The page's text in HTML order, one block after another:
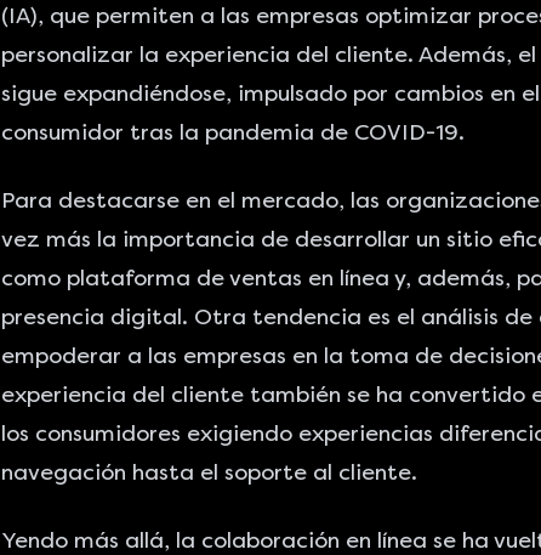
(IA), que permiten a las empresas optimizar
personalizar la experiencia del cliente. Además,
sigue expandiéndose, impulsado por cambios en
consumidor tras la pandemia de COVID-19.
Para destacarse en el mercado, las
vez más la importancia de desarrollar un sitio
como plataforma deventas en línea y, además,
presencia digital. Otra tendencia es el análisis
empoderar a las empresas en la toma de
experiencia del cliente también se ha convertido
los consumidores exigiendo experiencias
navegación hasta el soporte al cliente.
Yendo más allá, la colaboración en línea se ha